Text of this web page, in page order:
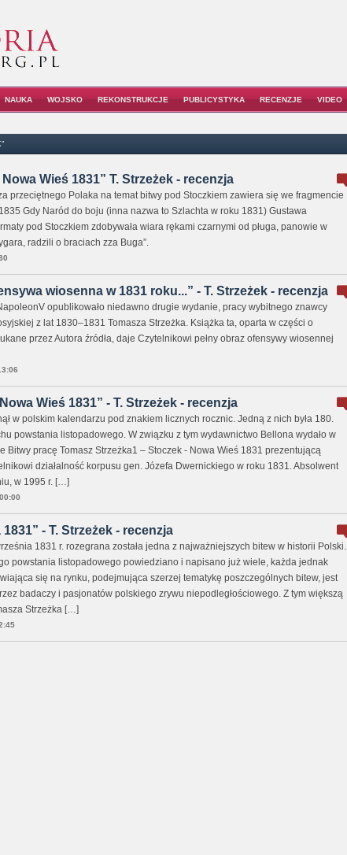
NAUKA WOJSKO REKONSTRUKCJE PUBLICYSTYKA RECENZJE VIDEO
Wieś 1831” T. Strzeżek - recenzja
przeciętnego Polaka na temat bitwy pod Stoczkiem zawiera się we fragmencie
Gdy Naród do boju (inna nazwa to Szlachta w roku 1831) Gustawa
pod Stoczkiem zdobywała wiara rękami czarnymi od pługa, panowie w
radzili o braciach zza Buga”.
wiosenna w 1831 roku...” - T. Strzeżek - recenzja
opublikowało niedawno drugie wydanie, pracy wybitnego znawcy
z lat 1830–1831 Tomasza Strzeżka. Książka ta, oparta w części o
przez Autora źródła, daje Czytelnikowi pełny obraz ofensywy wiosennej
Wieś 1831” - T. Strzeżek - recenzja
w polskim kalendarzu pod znakiem licznych rocznic. Jedną z nich była 180.
powstania listopadowego. W związku z tym wydawnictwo Bellona wydało w
Bitwy pracę Tomasz Strzeżka1 – Stoczek - Nowa Wieś 1831 prezentującą
działalność korpusu gen. Józefa Dwernickiego w roku 1831. Absolwent
w 1995 r. […]
1831” - T. Strzeżek - recenzja
1831 r. rozegrana została jedna z najważniejszych bitew w historii Polski.
powstania listopadowego powiedziano i napisano już wiele, każda jednak
się na rynku, podejmująca szerzej tematykę poszczególnych bitew, jest
badaczy i pasjonatów polskiego zrywu niepodległościowego. Z tym większą
Strzeżka […]